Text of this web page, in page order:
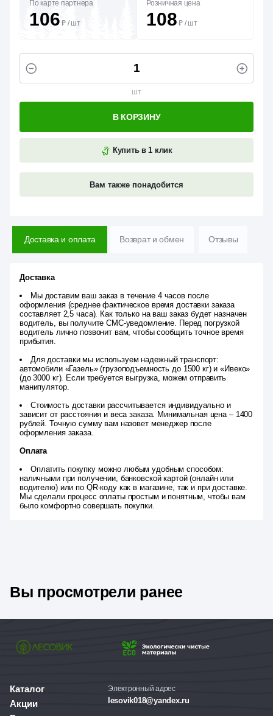
По карте партнера
106 ₽ / шт
Розничная цена
108 ₽ / шт
шт
Купить в 1 клик
Вам также понадобится
В КОРЗИНУ
Доставка и оплата Возврат и обмен Отзывы
Доставка
Мы доставим ваш заказ в течение 4 часов после
оформления (среднее фактическое время доставки заказа
составляет 2,5 часа). Как только на ваш заказ будет назначен
водитель, вы получите СМС-уведомление. Перед погрузкой
водитель лично позвонит вам, чтобы сообщить точное время
прибытия.
Для доставки мы используем надежный транспорт:
автомобили «Газель» (грузоподъемность до 1500 кг) и «Ивеко»
(до 3000 кг). Если требуется выгрузка, можем отправить
манипулятор.
Стоимость доставки рассчитывается индивидуально и
зависит от расстояния и веса заказа. Минимальная цена – 1400
рублей. Точную сумму вам назовет менеджер после
оформления заказа.
Оплата
Оплатить покупку можно любым удобным способом:
наличными при получении, банковской картой (онлайн или
водителю) или по QR-коду как в магазине, так и при доставке.
Мы сделали процесс оплаты простым и понятным, чтобы вам
было комфортно совершать покупки.
Вы просмотрели ранее
Каталог
Акции
Электронный адрес
lesovik018@yandex.ru